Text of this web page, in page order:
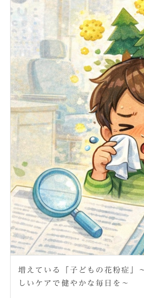
増えている「子どもの花粉症」
しいケアで健やかな毎日を〜